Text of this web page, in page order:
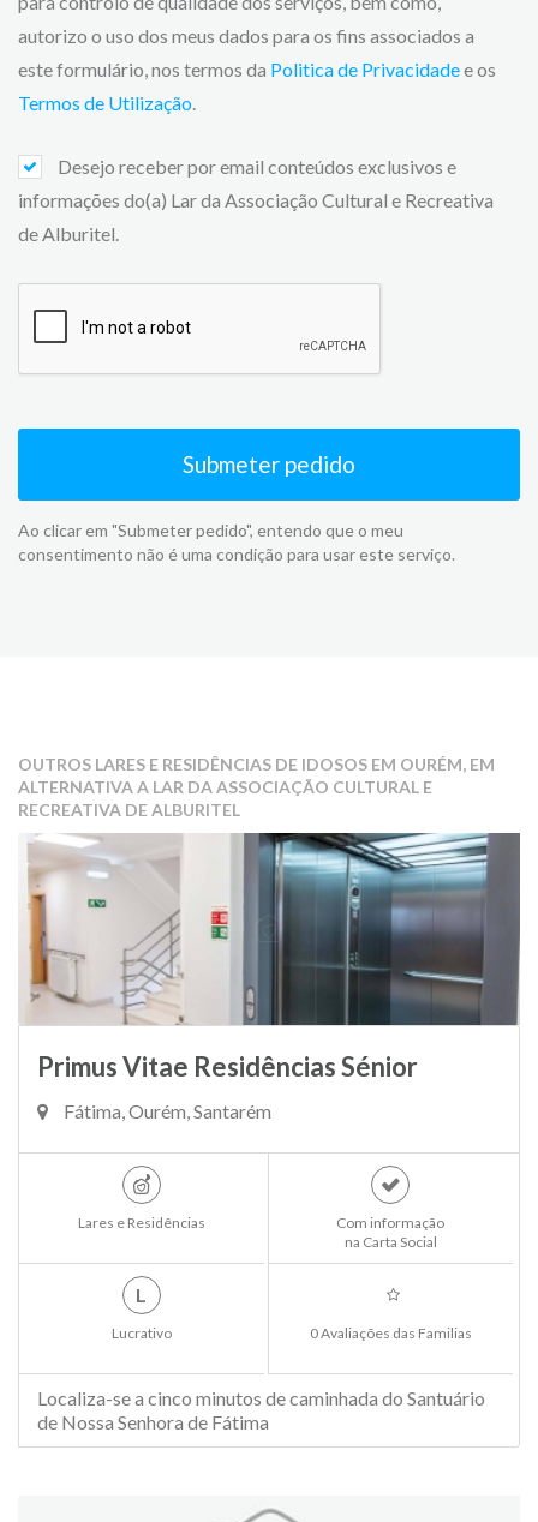
autorizo o uso dos meus dados para os fins associados a
este formulário, nos termos da Politica de Privacidadee os
Termos de Utilização.
Desejo receber por email conteúdos exclusivos e
informações do(a) Lar da Associação Cultural e Recreativa
de Alburitel.
Submeter pedido
Ao clicar em "Submeter pedido", entendo que o meu
consentimento não é uma condição para usar este serviço.
OUTROS LARES E RESIDÊNCIAS DE IDOSOS EM OURÉM, EM
ALTERNATIVA A LAR DA ASSOCIAÇÃO CULTURAL E
RECREATIVA DE ALBURITEL
Primus Vitae Residências Sénior
Fátima, Ourém, Santarém
Lares e Residências
Com informação
na Carta Social
L
Lucrativo 0 Avaliações das Familias
Localiza-se a cinco minutos de caminhada do Santuário
de Nossa Senhora de Fátima